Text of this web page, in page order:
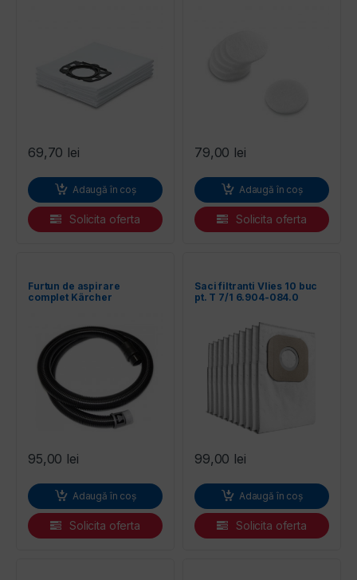
69,70 lei
Adaugă în coș
Solicita oferta
79,00 lei
Adaugă în coș
Solicita oferta
Furtun de aspirare
complet Kärcher
95,00 lei
Adaugă în coș
Solicita oferta
Saci filtranti Vlies 10 buc
pt. T 7/1 6.904-084.0
99,00 lei
Adaugă în coș
Solicita oferta